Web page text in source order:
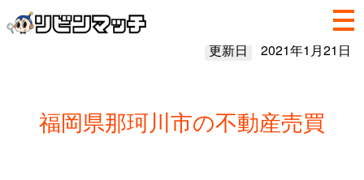
更新日 2021年1月21日
福岡県那珂川市の不動産売買